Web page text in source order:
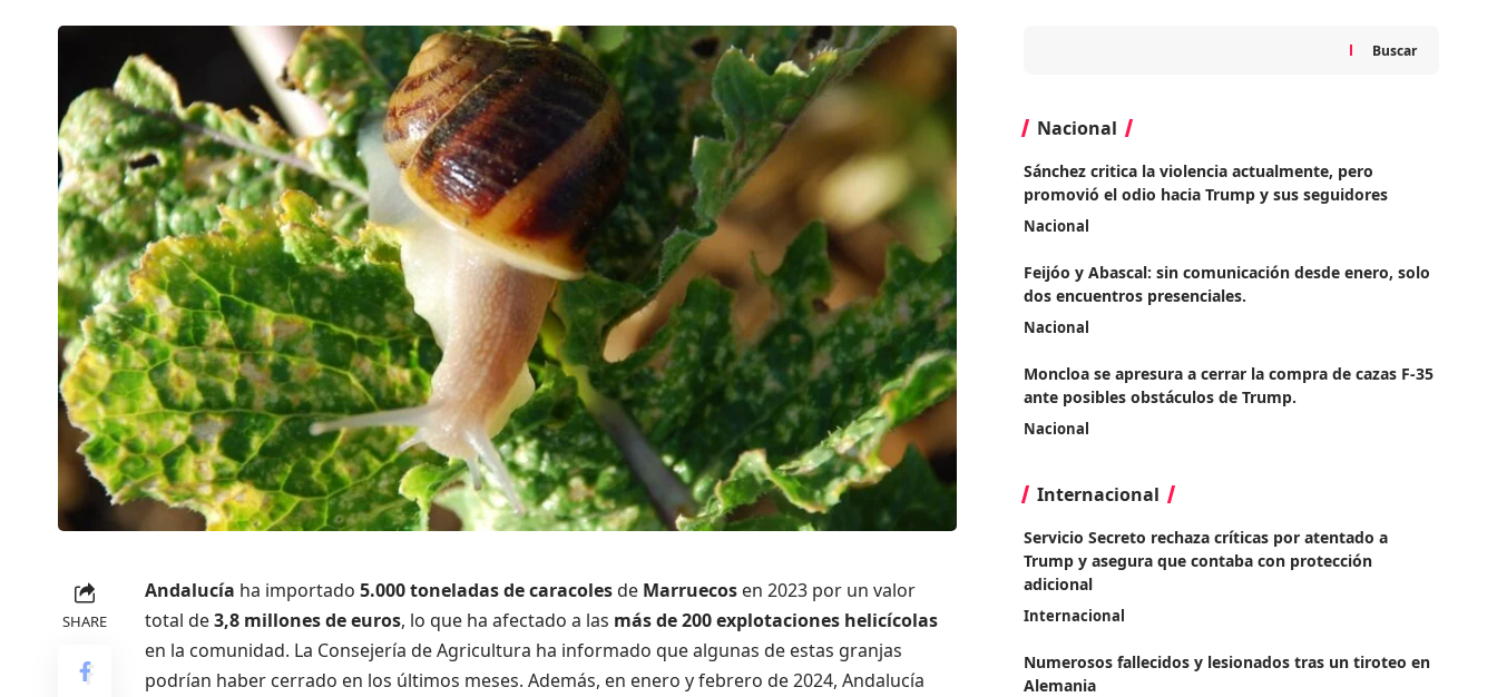
SHARE
Andalucía ha importado 5.000 toneladas de caracolesde Marruecos en 2023 por un valor
total de3,8 millones de euros, lo que ha afectado a las más de 200 explotaciones helicícolas
en la comunidad. La Consejería de Agricultura ha informado que algunas de estas granjas
podrían haber cerrado en los últimos meses. Además, en enero y febrero de 2024, Andalucía
Buscar
Nacional
Sánchez critica la violencia actualmente, pero
promovió el odio hacia Trump y sus seguidores
Nacional
Feijóo y Abascal: sin comunicación desde enero, solo
dos encuentros presenciales.
Nacional
Moncloa se apresura a cerrar la compra de cazas F-35
ante posibles obstáculos de Trump.
Nacional
Internacional
Servicio Secreto rechaza críticas por atentado a
Trump y asegura que contaba con protección
adicional
Internacional
Numerosos fallecidos y lesionados tras un tiroteo en
Alemania